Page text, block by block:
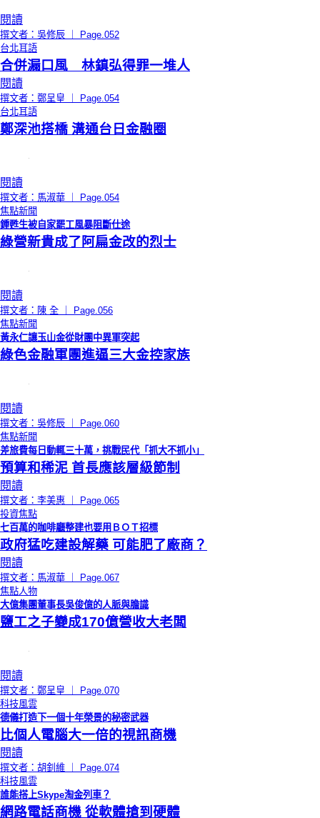
閱讀
撰文者：吳修辰 ｜ Page.052
台北耳語
合併漏口風 林鎮弘得罪一堆人
閱讀
撰文者：鄭呈皇 ｜ Page.054
台北耳語
鄭深池搭橋 溝通台日金融圈
閱讀
撰文者：馬淑華 ｜ Page.054
焦點新聞
鍾甦生被自家罷工風暴阻斷仕途
綠營新貴成了阿扁金改的烈士
閱讀
撰文者：陳 全 ｜ Page.056
焦點新聞
黃永仁讓玉山金從財團中異軍突起
綠色金融軍團進逼三大金控家族
閱讀
撰文者：吳修辰 ｜ Page.060
焦點新聞
差旅費每日動輒三十萬，挑戰民代「抓大不抓小」
預算和稀泥 首長應該層級節制
閱讀
撰文者：李美惠 ｜ Page.065
投資焦點
七百萬的咖啡廳整建也要用ＢＯＴ招標
政府猛吃建設解藥 可能肥了廠商？
閱讀
撰文者：馬淑華 ｜ Page.067
焦點人物
大億集團董事長吳俊億的人脈與膽識
鹽工之子變成170億營收大老闆
閱讀
撰文者：鄭呈皇 ｜ Page.070
科技風雲
德儀打造下一個十年榮景的秘密武器
比個人電腦大一倍的視訊商機
閱讀
撰文者：胡釗維 ｜ Page.074
科技風雲
誰能搭上Skype淘金列車？
網路電話商機 從軟體搶到硬體